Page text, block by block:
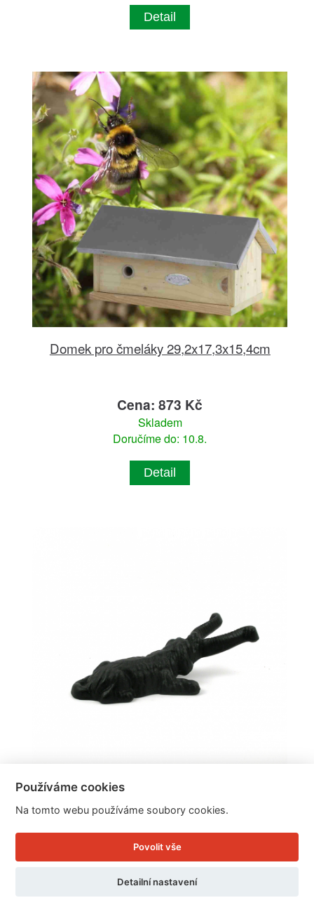
Detail
Domek pro čmeláky 29,2x17,3x15,4cm
Cena: 873 Kč
Skladem
Doručíme do: 10.8.
Detail
Zouvák na boty pes litinový 25cm
Cena: 499 Kč
Skladem
Používáme cookies
Na tomto webu používáme soubory cookies.
Povolit vše
Detailní nastavení